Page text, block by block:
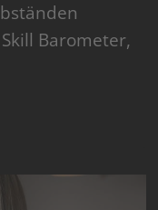
Barometer,